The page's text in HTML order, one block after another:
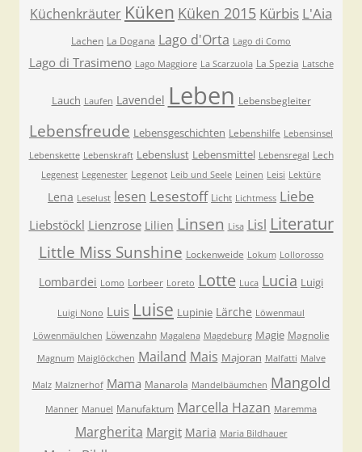
Küchenkräuter Küken Küken 2015 Kürbis L'Aia
Lachen La Dogana Lago d'Orta Lago di Como
Lago di Trasimeno Lago Maggiore La Scarzuola La Spezia Latsche
Lauch Laufen Lavendel Leben Lebensbegleiter
Lebensfreude Lebensgeschichten Lebenshilfe Lebensinsel
Lebenskette Lebenskraft Lebenslust Lebensmittel Lebensregal Lech
Legenest Legenester Legenot Leib und Seele Leinen Leisi Lektüre
Lena Leselust lesen Lesestoff Licht Lichtmess Liebe
Liebstöckl Lienzrose Lilien Linsen Lisa Lisl Literatur
Little Miss Sunshine Lockenweide Lokum Lollorosso
Lombardei Lomo Lorbeer Loreto Lotte Luca Lucia Luigi
Luigi Nono Luis Luise Lupinie Lärche Löwenmaul
Löwenmäulchen Löwenzahn Magalena Magdeburg Magie Magnolie
Magnum Maiglöckchen Mailand Mais Majoran Malfatti Malve
Malz Malznerhof Mama Manarola Mandelbäumchen Mangold
Manner Manuel Manufaktum Marcella Hazan Maremma
Margherita Margit Maria Maria Bildhauer